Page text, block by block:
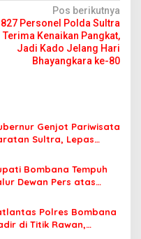
Pos berikutnya
827 Personel Polda Sultra
Terima Kenaikan Pangkat,
Jadi Kado Jelang Hari
Bhayangkara ke-80
Genjot Pariwisata
Sultra, Lepas
Kabupaten Unggulan
Bombana Tempuh
Dewan Pers atas
Jembatan Cirauci II
Polres Bombana
di Titik Rawan,